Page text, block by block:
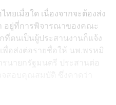
ยเมื่อใด เนื่องจากจะต้องส่ง
อยู่ที่การพิจารณาของคณะ
ตนเป็นผู้ประสานงานก็แจ้ง
พื่อส่งต่อรายชื่อให้ นพ.พรหมิ
รนายกรัฐมนตรี ประสานต่อ